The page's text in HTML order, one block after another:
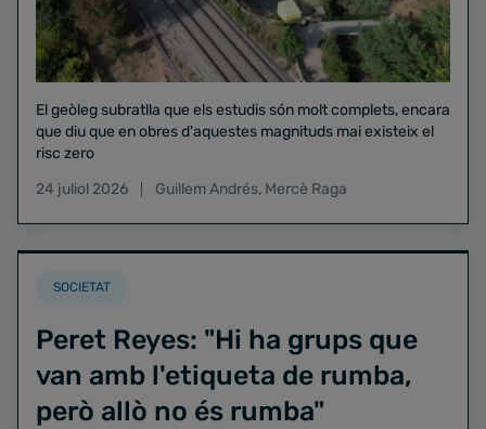
El geòleg subratlla que els estudis són molt complets, encara
que diu que en obres d'aquestes magnituds mai existeix el
risc zero
24 juliol 2026
Guillem Andrés, Mercè Raga
SOCIETAT
Peret Reyes: "Hi ha grups que
van amb l'etiqueta de rumba,
però allò no és rumba"